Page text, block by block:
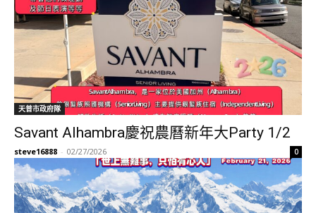
天普市政府隊
Savant Alhambra慶祝農曆新年大Party 1/2
steve16888 - 02/27/2026 0